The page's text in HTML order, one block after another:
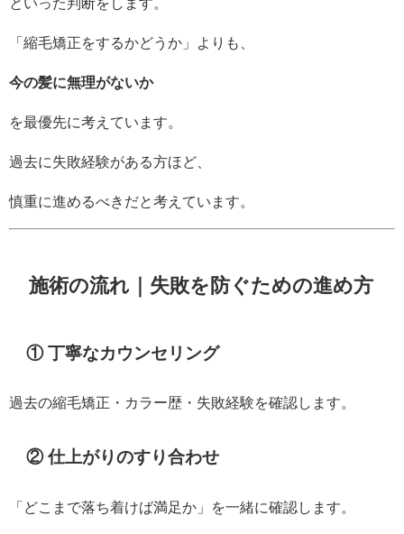
「縮毛矯正をするかどうか」よりも、
今の髪に無理がないか
を最優先に考えています。
過去に失敗経験がある方ほど、
慎重に進めるべきだと考えています。
施術の流れ｜失敗を防ぐための進め方
① 丁寧なカウンセリング
過去の縮毛矯正・カラー歴・失敗経験を確認します。
② 仕上がりのすり合わせ
「どこまで落ち着けば満足か」を一緒に確認します。